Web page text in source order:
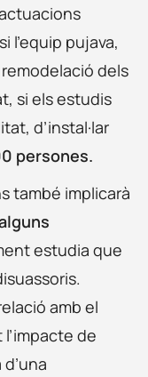
l’equip pujava,
dels
si els estudis
d’instal·lar
persones.
també implicarà
estudia que
amb el
de
d’una